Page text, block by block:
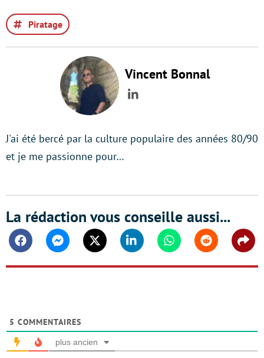
Piratage
Vincent Bonnal
LinkedIn
J'ai été bercé par la culture populaire des années 80/90
et je me passionne pour…
La rédaction vous conseille aussi...
FacebookMessengerTwitter Linkedin WhatsappReddit
5 COMMENTAIRES
plus ancien